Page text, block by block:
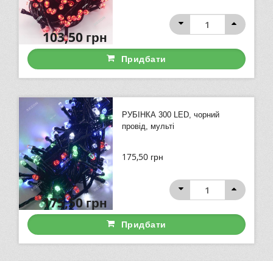
103,50грн
Придбати
РУБІНКА 300 LED, чорний
провід, мульті
175,50 грн
175,50грн
Придбати